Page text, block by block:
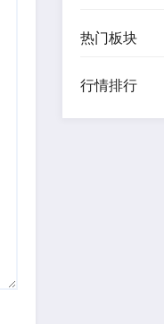
热门板块
行情排行